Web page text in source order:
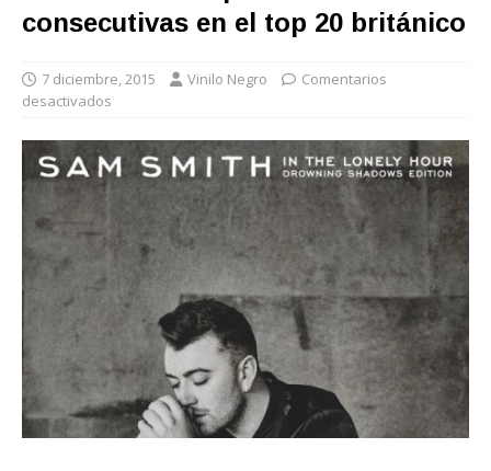
consecutivas en el top 20 británico
7 diciembre, 2015 Vinilo Negro
Comentarios
desactivados